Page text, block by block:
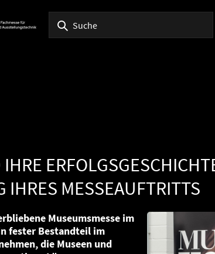
IHRES MESSEAUFTRITTS
Museumsmesse im
fester Bestandteil im
die Museen und